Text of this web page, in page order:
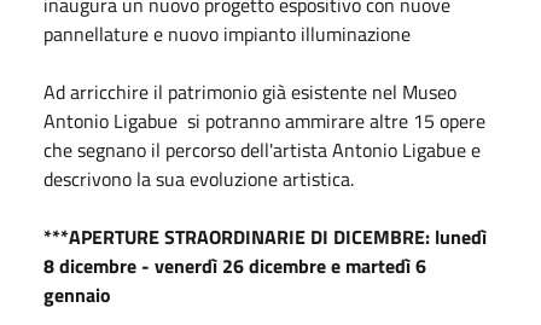
pannellature e nuovo impianto illuminazione
Ad arricchire il patrimonio già esistente nel Museo
Antonio Ligabue si potranno ammirare altre 15 opere
che segnano il percorso dell'artista Antonio Ligabue e
descrivono la sua evoluzione artistica.
***APERTURE STRAORDINARIE DI DICEMBRE: lunedì
8 dicembre - venerdì 26dicembree martedì 6
gennaio